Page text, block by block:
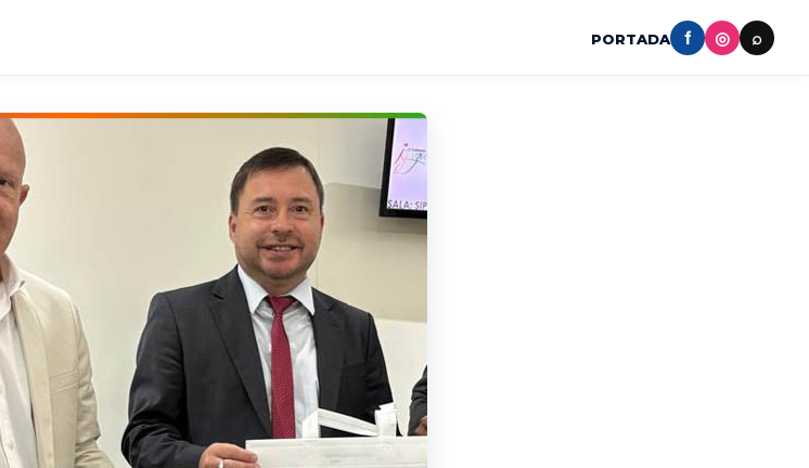
PORTADA f ◎ ⌕